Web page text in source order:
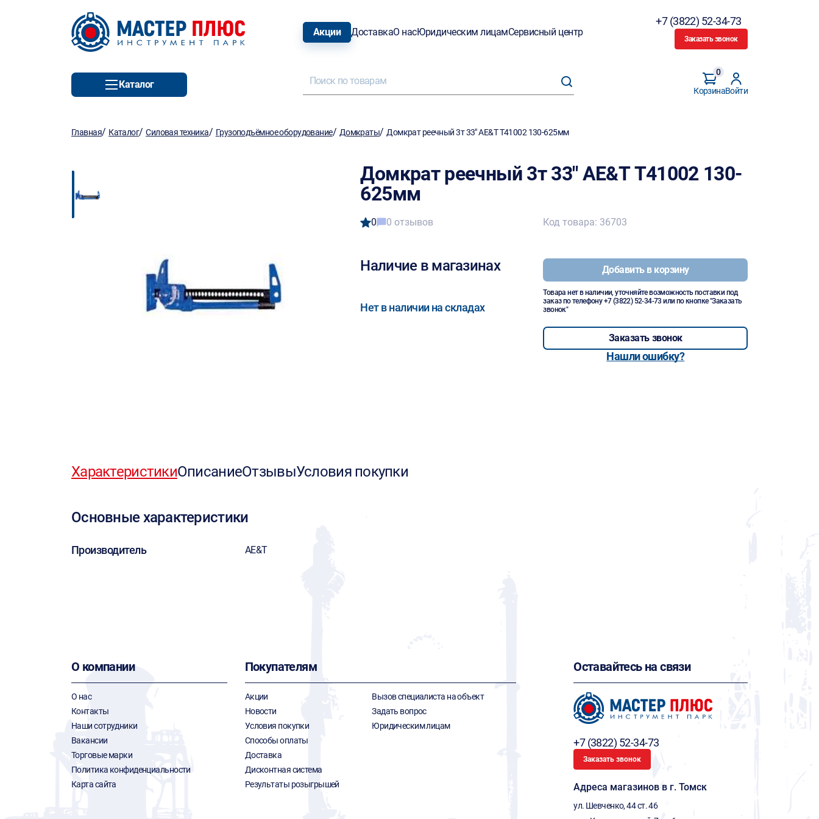
Акции ДоставкаО насЮридическим лицамСервисный центр
+7 (3822) 52-34-73
Заказать звонок
Каталог
Корзина
0
Войти
Главная/ Каталог/Силовая техника/ Грузоподъёмное оборудование/ Домкраты/Домкрат реечный 3т 33" AE&T Т41002 130-625мм
Домкрат реечный 3т 33" AE&T Т41002 130-
625мм
0 0 отзывов
Наличие в магазинах
Нет в наличии на складах
Код товара: 36703
Добавить в корзину
Товара нет в наличии, уточняйте возможность поставки под
заказ по телефону+7 (3822) 52-34-73 или по кнопке "Заказать
звонок"
Заказать звонок
Нашли ошибку?
ХарактеристикиОписаниеОтзывыУсловия покупки
Основные характеристики
Производитель AE&T
О компании
О нас
Контакты
Наши сотрудники
Вакансии
Торговые марки
Политика конфиденциальности
Карта сайта
Покупателям
Акции
Новости
Условия покупки
Способы оплаты
Доставка
Дисконтная система
Результаты розыгрышей
Вызов специалиста на объект
Задать вопрос
Юридическим лицам
Оставайтесь на связи
+7 (3822) 52-34-73
Заказать звонок
Адреса магазинов в г. Томск
ул. Шевченко, 44 ст. 46